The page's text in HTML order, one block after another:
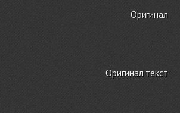
Оригинал
Оригинал текст